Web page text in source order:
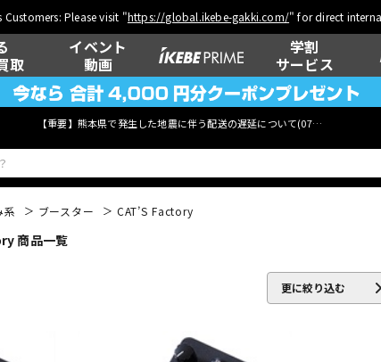
Customers: Please visit "https://global.ikebe-gakki.com/" for direct
取
イベント
動画
学割
サービス
【重要】熊本県で発生した地震に伴う配送の遅延について(07月29日
系 ブースター CAT’S Factory
商品一覧
更に絞り込む